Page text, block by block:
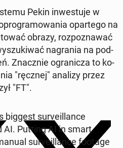
Pekin in­we­stu­je w
opar­te­go na
obrazy, roz­po­zna­wać
na­gra­nia na pod­
Znacz­nie ogra­ni­cza to ko­
"ręcznej" analizy przez
"FT".
biggest su­rve­il­lan­ce
Putting AI in smart
su­rve­il­lan­ce footage